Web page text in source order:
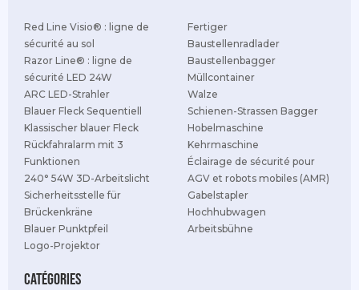
Red Line Visio® : ligne de
sécurité au sol
Razor Line® : ligne de
sécurité LED 24W
ARC LED-Strahler
Blauer Fleck Sequentiell
Klassischer blauer Fleck
Rückfahralarm mit 3
Funktionen
240° 54W 3D-Arbeitslicht
Sicherheitsstelle für
Brückenkräne
Blauer Punktpfeil
Logo-Projektor
Catégories
Fertiger
Baustellenradlader
Baustellenbagger
Müllcontainer
Walze
Schienen-Strassen Bagger
Hobelmaschine
Kehrmaschine
Éclairage de sécurité pour
AGV et robots mobiles (AMR)
Gabelstapler
Hochhubwagen
Arbeitsbühne